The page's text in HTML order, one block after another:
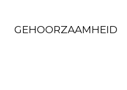
GEHOORZAAMHEID
GEHOORZAAMHEID